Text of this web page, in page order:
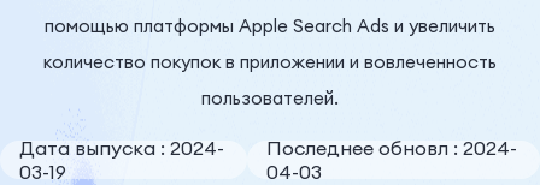
помощью платформы Apple Search Ads и увеличить
количество покупок в приложении и вовлеченность
пользователей.
Дата выпуска : 2024-
03-19
Последнее обновл : 2024-
04-03